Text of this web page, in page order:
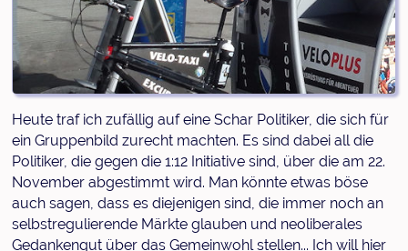
Heute traf ich zufällig auf eine Schar Politiker, die sich für
ein Gruppenbild zurecht machten. Es sind dabei all die
Politiker, die gegen die 1:12 Initiative sind, über die am 22.
November abgestimmt wird. Man könnte etwas böse
auch sagen, dass es diejenigen sind, die immer noch an
selbstregulierende Märkte glauben und neoliberales
Gedankengut über das Gemeinwohl stellen... Ich will hier